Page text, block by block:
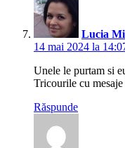
Lucia
14 mai 2024 la
Unele le purtam si
Tricourile cu
Răspunde